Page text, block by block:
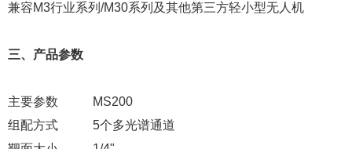
兼容M3行业系列/M30系列及其他第三方轻小型无人机
三、产品参数
主要参数 MS200
组配方式 5个多光谱通道